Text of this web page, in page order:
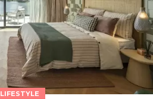
LIFESTYLE